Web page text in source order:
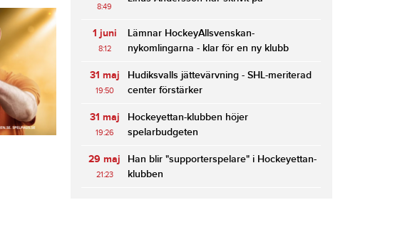
8:49
1 juni
8:12
Lämnar HockeyAllsvenskan-
nykomlingarna - klar för en ny klubb
31 maj
19:50
Hudiksvalls jättevärvning - SHL-meriterad
center förstärker
31 maj
19:26
Hockeyettan-klubben höjer
spelarbudgeten
29 maj
21:23
Han blir "supporterspelare" i Hockeyettan-
klubben